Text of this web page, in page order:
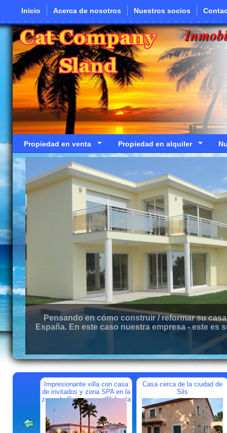
Pasar al contenido principal
Inicio Acerca de nosotros Nuestros socios
Propiedad en venta Propiedad en alquiler
Pensando en cómo construir / reformar su
España. En este caso nuestra empresa - este es
Impresionante villa con casa
de invitados y zona SPA en la
zona de Campoamor (Orihuela
Costa)
Casa cerca de la ciudad de
Sils